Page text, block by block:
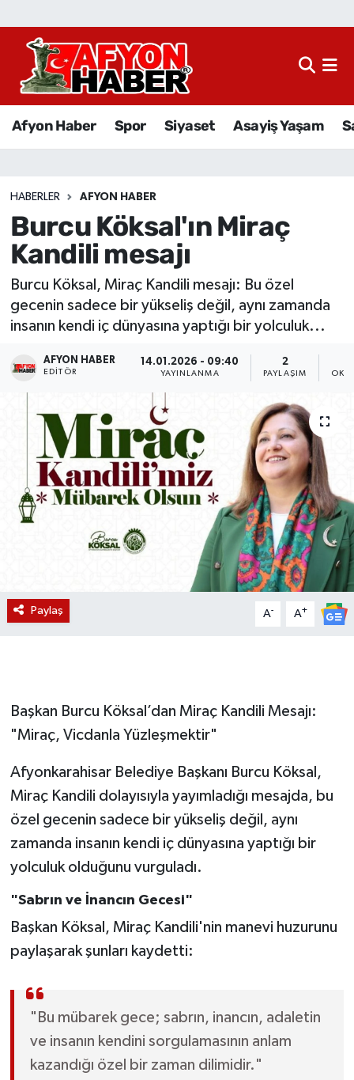
Afyon Haber Spor Siyaset Asayiş Yaşam
HABERLER AFYON HABER
Burcu Köksal'ın Miraç
Kandili mesajı
Burcu Köksal, Miraç Kandili mesajı: Bu özel
gecenin sadece bir yükseliş değil, aynı zamanda
insanın kendi iç dünyasına yaptığı bir yolculuk...
AFYON HABER
EDITÖR
14.01.2026 - 09:40
YAYINLANMA
2
PAYLAŞIM
Paylaş A- A+
Başkan Burcu Köksal’dan Miraç Kandili Mesajı:
"Miraç, Vicdanla Yüzleşmektir"
Afyonkarahisar Belediye Başkanı Burcu Köksal,
Miraç Kandili dolayısıyla yayımladığı mesajda, bu
özel gecenin sadece bir yükseliş değil, aynı
zamanda insanın kendi iç dünyasına yaptığı bir
yolculuk olduğunu vurguladı.
"Sabrın ve İnancın Gecesi"
Başkan Köksal, Miraç Kandili'nin manevi huzurunu
paylaşarak şunları kaydetti:
"Bu mübarek gece; sabrın, inancın, adaletin
ve insanın kendini sorgulamasının anlam
kazandığı özel bir zaman dilimidir."
Afyon Haber
Sağlık
Eğitim
Sivil Toplum
Etkinlikler